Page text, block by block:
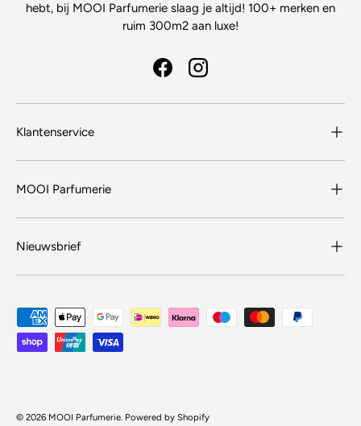
hebt, bij MOOI Parfumerie slaag je altijd! 100+ merken en
ruim 300m2 aan luxe!
FacebookInstagram
Klantenservice
MOOI Parfumerie
Nieuwsbrief
Geaccepteerde betaalmethoden
© 2026 MOOI Parfumerie Powered by Shopify